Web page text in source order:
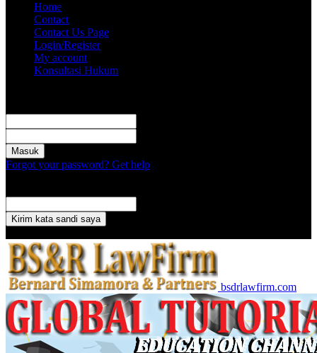
Home
Contact
Contact Us Page
Login/Register
My account
Konsultasi Hukum
Forgot your password? Get help
bsdrlawfirm.com